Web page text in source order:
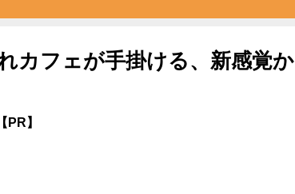
カフェが手掛ける、新感覚か
PR】